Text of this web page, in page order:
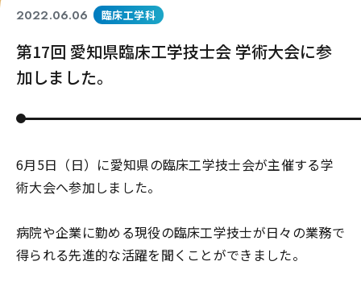
2022.06.06 臨床工学科
第17回 愛知県臨床工学技士会 学術大会に参
加しました。
6月5日（日）に愛知県の臨床工学技士会が主催する学
術大会へ参加しました。
病院や企業に勤める現役の臨床工学技士が日々の業務で
得られる先進的な活躍を聞くことができました。